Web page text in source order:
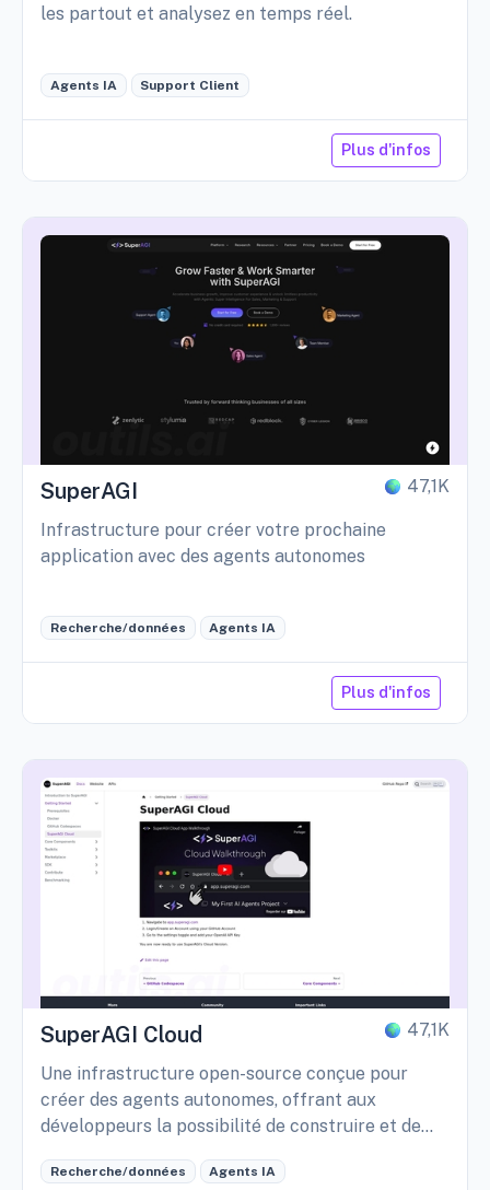
les partout et analysez en temps réel.
Agents IA Support Client
Plus d'infos
SuperAGI 47,1K
Infrastructure pour créer votre prochaine
application avec des agents autonomes
Recherche/données Agents IA
Plus d'infos
SuperAGI Cloud 47,1K
Une infrastructure open-source conçue pour
créer des agents autonomes, offrant aux
développeurs la possibilité de construire et de
diverses applications.
Recherche/données Agents IA